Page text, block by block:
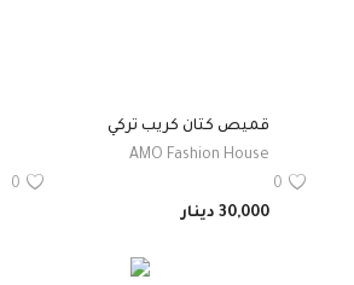
0
قميص كتان كريب تركي
AMO Fashion House
0
30,000 دينار